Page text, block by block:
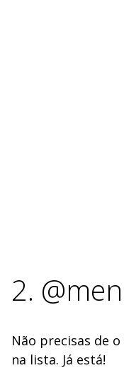
2.
Não precisas de
na lista. Já está!